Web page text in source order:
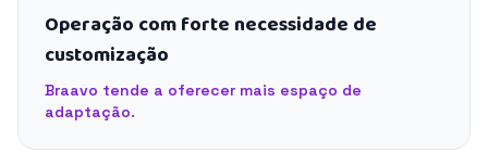
Operação com forte necessidade de
customização
Braavo tende a oferecer mais espaço de
adaptação.